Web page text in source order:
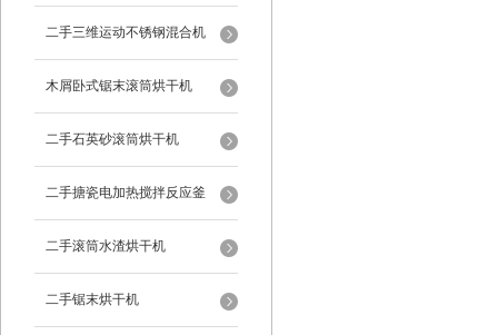
二手三维运动不锈钢混合机
木屑卧式锯末滚筒烘干机
二手石英砂滚筒烘干机
二手搪瓷电加热搅拌反应釜
二手滚筒水渣烘干机
二手锯末烘干机